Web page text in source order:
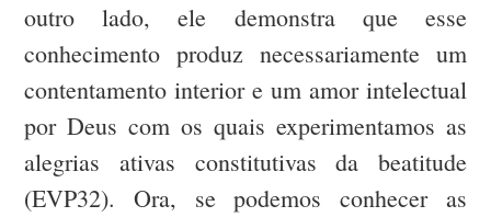
outro lado, ele demonstra que esse
conhecimento produz necessariamente um
contentamento interior e um amor intelectual
por Deus com os quais experimentamos as
alegrias ativas constitutivas da beatitude
(EVP32). Ora, se podemos conhecer as